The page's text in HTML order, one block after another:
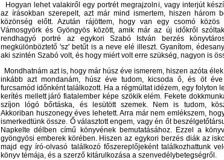
Hogyan lehet valakiről egy portrét megrajzolni, vagy interjút
az írásokban szerepelt, azt már mind ismertem, hiszen három
közönség előtt. Azután rájöttem, hogy van egy csomó közös
Vámosgyörk és Gyöngyös között, amik már az új időkről
rendhagyó portré az egykori Szabó István berzés
megkülönböztető 'sz' betűt is a neve elé illeszt. Gyanítom,
aki szintén Szabó volt, és hogy miért volt erre szükség, nagyon is
Mondhatnám azt is, hogy már húsz éve ismerem, hiszen azóta
inkább azt mondanám, húsz éve tudom, kicsoda ő, és öt éve
furcsamód időnként találkozott. Ha a régmúltat idézem, egy folyton
kerítés mellett járó fiatalember képe szökik elém. Fekete
szíjon lógó bőrtáska, és lesütött szemek. Nem is tudom,
Akkoriban huszonegy éves lehetett. Arra már nem emlékszem,
ismerkedtünk össze. Ő választott engem, vagy én őt
Napkelte délben című könyvének bemutatásához. Ezzel a
gyöngyösi emberek körében. Hiszen az egykori berzés diák az
majd egy író-olvasó találkozó főszereplőjeként találkozhattunk
könyv témája, és a szerző kitárulkozása a szenvedélybetegségről.